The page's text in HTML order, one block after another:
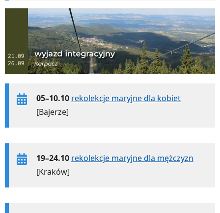
05–10.10 rekolekcje maryjne dla kobiet
[Bajerze]
19–24.10 rekolekcje maryjne dla mężczyzn
[Kraków]